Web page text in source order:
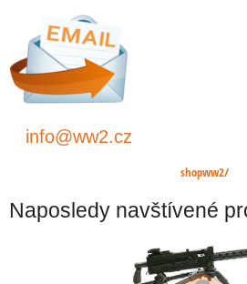
info@ww2.cz
shopww2/
Naposledy navštívené